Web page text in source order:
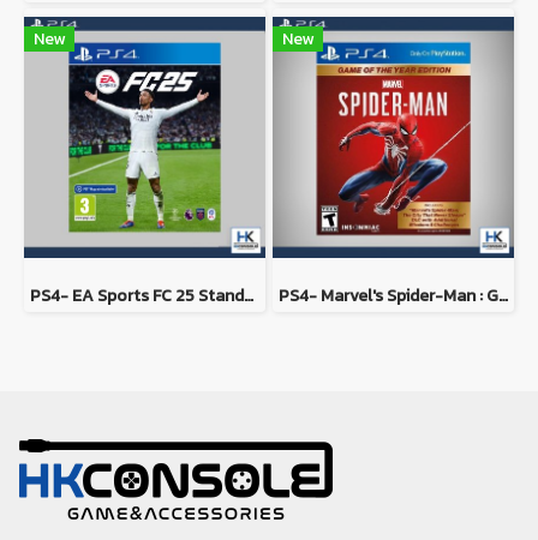
New
PS4- EA Sports FC 25 Standard Edition
New
PS4- Marvel's Spider-Man : Game of the Year Edition